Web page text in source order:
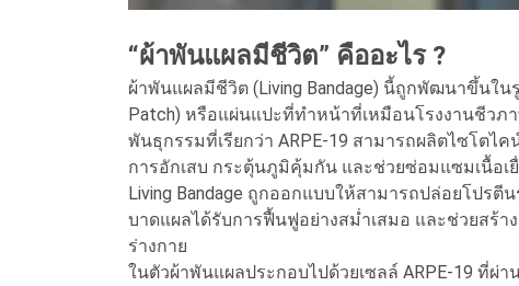
“ผ้าพันแผลมีชีวิต” คืออะไร ?
ผ้าพันแผลมีชีวิต (Living Bandage) นี้ถูกพัฒนาขึ้นใ
Patch) หรือแผ่นแปะที่ทำหน้าที่เหมือนโรงงานชีวภ
พันธุกรรมที่เรียกว่า ARPE-19 สามารถผลิตไซโต
การอักเสบ กระตุ้นภูมิคุ้มกัน และช่วยซ่อมแซมเนื้อเ
Living Bandage ถูกออกแบบให้สามารถปล่อยโปรตี
บาดแผลได้รับการฟื้นฟูอย่างสม่ำเสมอ และช่วยสร้
ร่างกาย
ในตัวผ้าพันแผลประกอบไปด้วยเซลล์ ARPE-19 ที่ผ่